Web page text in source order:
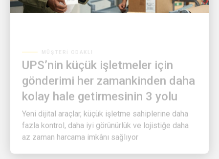
UPS’nin küçük işletmeler için
gönderimi her zamankinden daha
kolay hale getirmesinin 3 yolu
Yeni dijital araçlar, küçük işletme sahiplerine daha
fazla kontrol, daha iyi görünürlük ve lojistiğe daha
az zaman harcama imkânı sağlıyor